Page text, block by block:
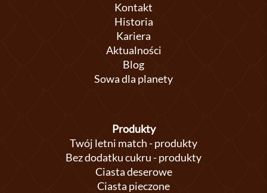
Kontakt
Historia
Kariera
Aktualności
Blog
Sowa dla planety
Produkty
Twój letni match - produkty
Bez dodatku cukru - produkty
Ciasta deserowe
Ciasta pieczone